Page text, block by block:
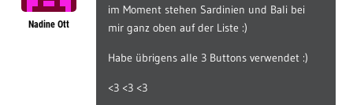
Nadine Ott
im Moment stehen Sardinien und Bali bei
mir ganz oben auf der Liste :)
Habe übrigens alle 3 Buttons verwendet :)
<3 <3 <3